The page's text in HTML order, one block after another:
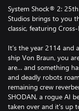
System Shock® 2:
Studios brings to you
classic, featuring
It’s the year 2114 and
ship Von Braun, you
are… and something
and deadly robots
remaining crew
SHODAN, a rogue AI
taken over and it's up